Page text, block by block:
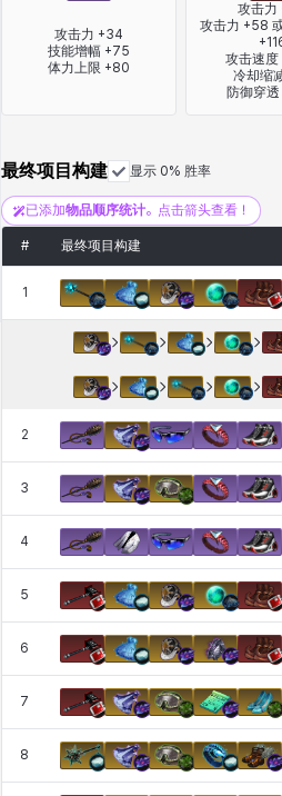
攻击力 +34
技能增幅 +75
体力上限 +80
攻击力
攻击力 +58
攻击速
冷却缩
防御穿
最终项目构建 显示 0% 胜率
已添加物品顺序统计。点击箭头查看！
# 最终项目构建
1
2
3
4
5
6
7
8